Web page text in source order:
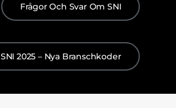
Frågor Och Svar Om SNI
SNI 2025 – Nya Branschkoder